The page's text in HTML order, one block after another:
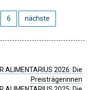
6 nächste
ALIMENTARIUS 2026: Die
Preisträgerinnen